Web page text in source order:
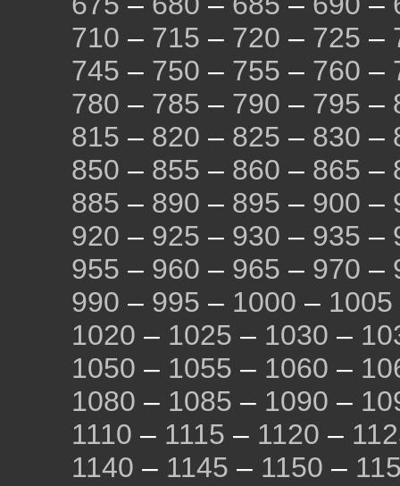
710 – 715 – 720 – 725 –
745 – 750 – 755 – 760 –
780 – 785 – 790 – 795 –
815 – 820 – 825 – 830 –
850 – 855 – 860 – 865 –
885 – 890 – 895 – 900 –
920 – 925 – 930 – 935 –
955 – 960 – 965 – 970 –
990 – 995 – 1000 – 1005
1020 – 1025 – 1030 –
1050 – 1055 – 1060 –
1080 – 1085 – 1090 –
1110 – 1115 – 1120 –
1140 – 1145 – 1150 –